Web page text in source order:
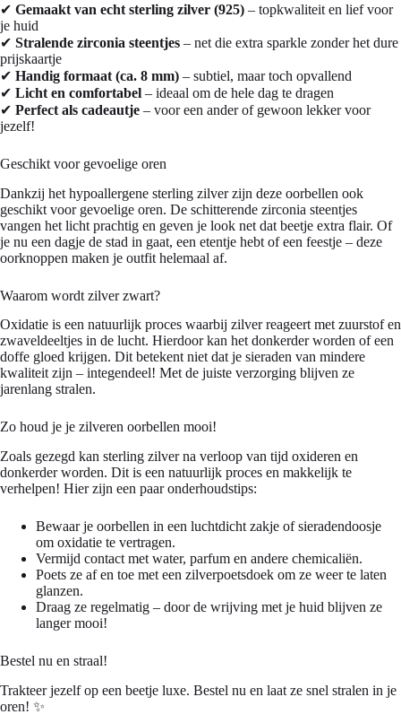
✔ Gemaakt van echt sterling zilver (925) – topkwaliteit en lief voor
je huid
✔ Stralende zirconia steentjes – net die extra sparkle zonder het dure
prijskaartje
✔ Handig formaat (ca. 8 mm) – subtiel, maar toch opvallend
✔ Licht en comfortabel – ideaal om de hele dag te dragen
✔ Perfect als cadeautje – voor een ander of gewoon lekker voor
jezelf!
Geschikt voor gevoelige oren
Dankzij het hypoallergene sterling zilver zijn deze oorbellen ook
geschikt voor gevoelige oren. De schitterende zirconia steentjes
vangen het licht prachtig en geven je look net dat beetje extra flair. Of
je nu een dagje de stad in gaat, een etentje hebt of een feestje – deze
oorknoppen maken je outfit helemaal af.
Waarom wordt zilver zwart?
Oxidatie is een natuurlijk proces waarbij zilver reageert met zuurstof en
zwaveldeeltjes in de lucht. Hierdoor kan het donkerder worden of een
doffe gloed krijgen. Dit betekent niet dat je sieraden van mindere
kwaliteit zijn – integendeel! Met de juiste verzorging blijven ze
jarenlang stralen.
Zo houd je je zilveren oorbellen mooi!
Zoals gezegd kan sterling zilver na verloop van tijd oxideren en
donkerder worden. Dit is een natuurlijk proces en makkelijk te
verhelpen! Hier zijn een paar onderhoudstips:
Bewaar je oorbellen in een luchtdicht zakje of sieradendoosje
om oxidatie te vertragen.
Vermijd contact met water, parfum en andere chemicaliën.
Poets ze af en toe met een zilverpoetsdoek om ze weer te laten
glanzen.
Draag ze regelmatig – door de wrijving met je huid blijven ze
langer mooi!
Bestel nu en straal!
Trakteer jezelf op een beetje luxe. Bestel nu en laat ze snel stralen in je
oren! ✨